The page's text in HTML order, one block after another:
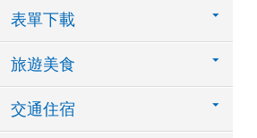
表單下載
旅遊美食
交通住宿